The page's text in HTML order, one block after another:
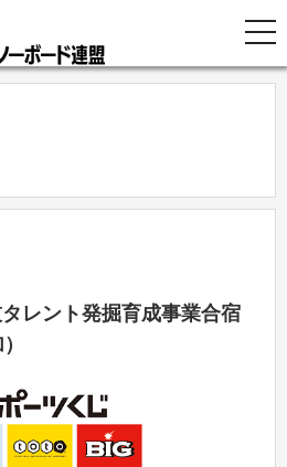
ルペン
レント発掘育成事業合宿